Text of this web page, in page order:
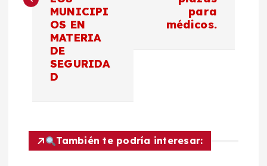
ó
MUNICIPI
OS EN
MATERIA
DE
SEGURIDA
D
para
médicos.
También te podría interesar: